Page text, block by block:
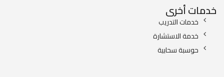
خدمات أخرى
خدمات التدريب
خدمة الاستشارة
حوسبة سحابية